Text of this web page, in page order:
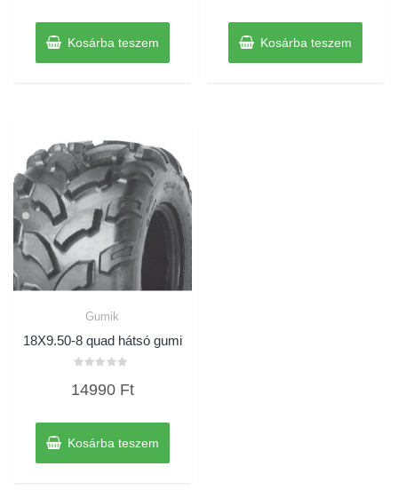
Kosárba teszem Kosárba teszem
Gumik
18X9.50-8 quad hátsó gumi
0
14990 Ft
Kosárba teszem